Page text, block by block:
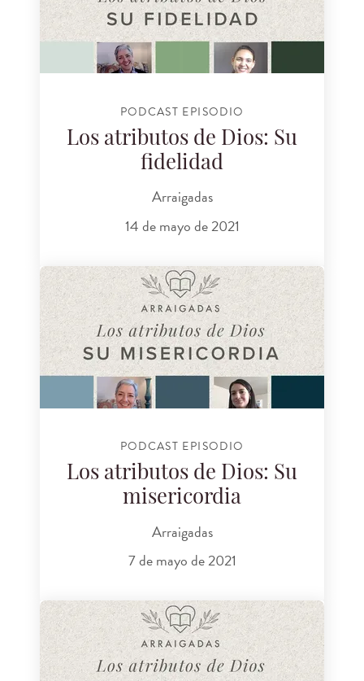
PODCAST EPISODIO
Los atributos de Dios: Su
fidelidad
Arraigadas
14 de mayo de 2021
PODCAST EPISODIO
Los atributos de Dios: Su
misericordia
Arraigadas
7 de mayo de 2021